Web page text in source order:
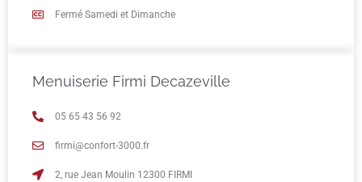
Fermé Samedi et Dimanche
Menuiserie Firmi Decazeville
05 65 43 56 92
firmi@confort-3000.fr
2, rue Jean Moulin 12300 FIRMI